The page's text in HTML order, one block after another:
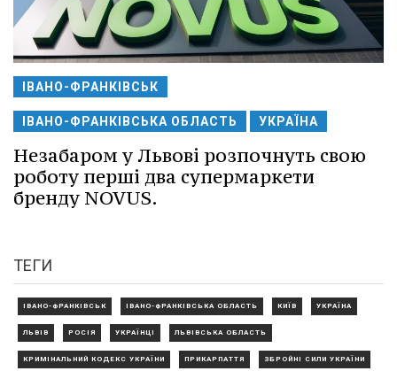
ІВАНО-ФРАНКІВСЬК
ІВАНО-ФРАНКІВСЬКА ОБЛАСТЬ УКРАЇНА
Незабаром у Львові розпочнуть свою
роботу перші два супермаркети
бренду NOVUS.
ТЕГИ
ІВАНО-ФРАНКІВСЬК ІВАНО-ФРАНКІВСЬКА ОБЛАСТЬ КИЇВ УКРАЇНА
ЛЬВІВ РОСІЯ УКРАЇНЦІ ЛЬВІВСЬКА ОБЛАСТЬ
КРИМІНАЛЬНИЙ КОДЕКС УКРАЇНИ ПРИКАРПАТТЯ ЗБРОЙНІ СИЛИ УКРАЇНИ